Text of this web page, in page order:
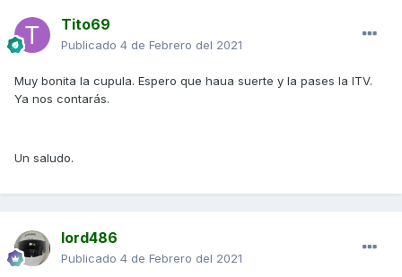
Tito69
Publicado 4 de Febrero del 2021
Muy bonita la cupula. Espero que haua suerte y la pases la ITV.
Ya nos contarás.
Un saludo.
lord486
Publicado 4 de Febrero del 2021